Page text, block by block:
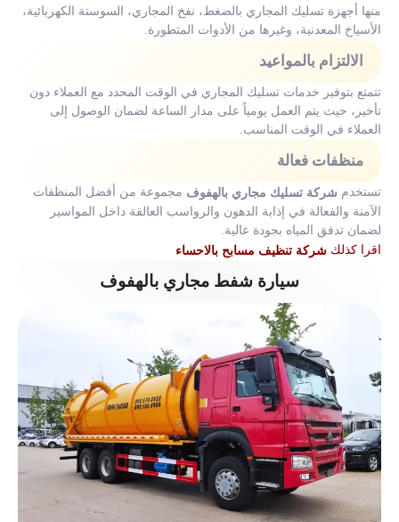
منها أجهزة تسليك المجاري بالضغط، نفخ المجاري، السوستة الكهربائية،
الأسياخ المعدنية، وغيرها من الأدوات المتطورة.
الالتزام بالمواعيد
تتمتع بتوفير خدمات تسليك المجاري في الوقت المحدد مع العملاء دون
تأخير، حيث يتم العمل يومياً على مدار الساعة لضمان الوصول إلى
العملاء في الوقت المناسب.
منظفات فعالة
تستخدم شركة تسليك مجاري بالهفوف مجموعة من أفضل المنظفات
الآمنة والفعالة في إذابة الدهون والرواسب العالقة داخل المواسير
لضمان تدفق المياه بجودة عالية.
اقرا كذلك شركة تنظيف مسابح بالاحساء
سيارة شفط مجاري بالهفوف